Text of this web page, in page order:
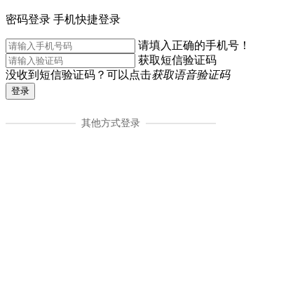
密码登录 手机快捷登录
请填入正确的手机号！
获取短信验证码
没收到短信验证码？可以点击获取语音验证码
登录
其他方式登录